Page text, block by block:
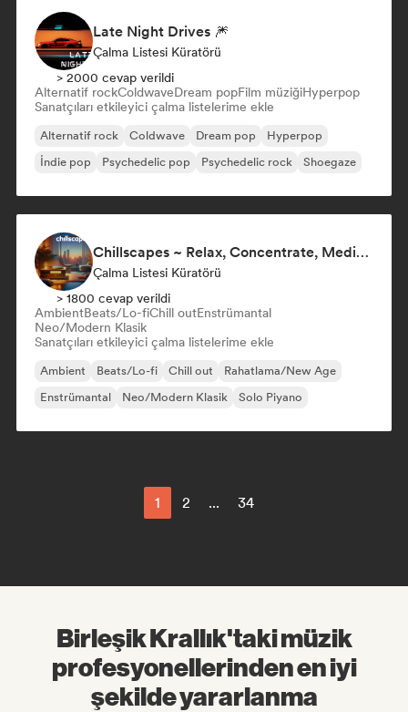
Late Night Drives 🎆
Çalma Listesi Küratörü
> 2000 cevap verildi
Alternatif rockColdwaveDream popFilm müziğiHyperpop
Sanatçıları etkileyici çalma listelerime ekle
Alternatif rock Coldwave Dream pop
Hyperpop
İndie pop
Psychedelic pop Psychedelic rock Shoegaze
Chillscapes ~ Relax, Concentrate, Meditate, Sleep, Dream
Çalma Listesi Küratörü
> 1800 cevap verildi
AmbientBeats/Lo-fiChill outEnstrümantal
Neo/Modern Klasik
Sanatçıları etkileyici çalma listelerime ekle
Ambient Beats/Lo-fi Chill out
Rahatlama/New Age
Enstrümantal
Neo/Modern Klasik Solo Piyano
1 2 ... 34
Birleşik Krallık'taki müzik
profesyonellerinden en iyi
şekilde yararlanma